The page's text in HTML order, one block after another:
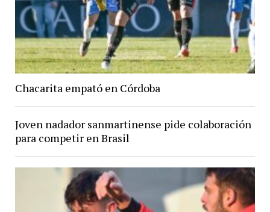
Chacarita empató en Córdoba
Joven nadador sanmartinense pide colaboración
para competir en Brasil